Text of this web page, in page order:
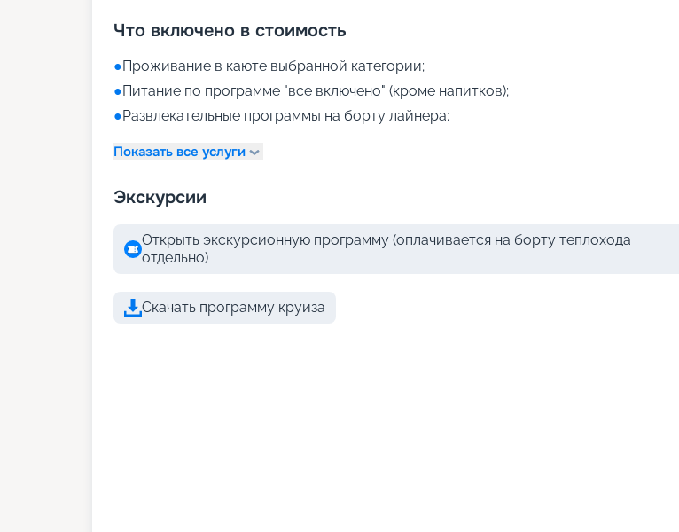
Что включено в стоимость
●Проживание в каюте выбранной категории;
●Питание по программе "все включено" (кроме напитков);
●Развлекательные программы на борту лайнера;
Показать все услуги
Экскурсии
Открыть экскурсионную программу (оплачивается на борту теплохода
отдельно)
Скачать программу круиза